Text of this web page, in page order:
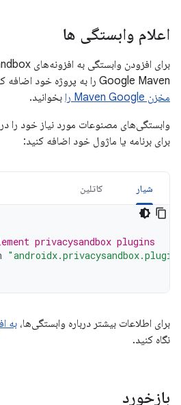
اعلام وابستگی ها
Google Maven را به پروژه خود اضافه کنید. برای اطلاعات بیشتر،
مخزن Maven Google را
بخوانید.
وابستگی‌های مصنوعات مورد نیاز خود را
برای برنامه یا ماژول خود اضافه کنید:
شیار کاتلین
privacysandbox plugins
برای اطلاعات بیشتر درباره وابستگی‌ها، به
نگاه کنید.
بازخورد